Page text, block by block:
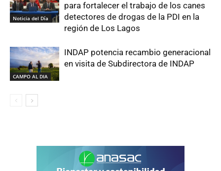
Noticia del Día
para fortalecer el trabajo de los canes
detectores de drogas de la PDI en la
región de Los Lagos
CAMPO AL DIA
INDAP potencia recambio generacional
en visita de Subdirectora de INDAP